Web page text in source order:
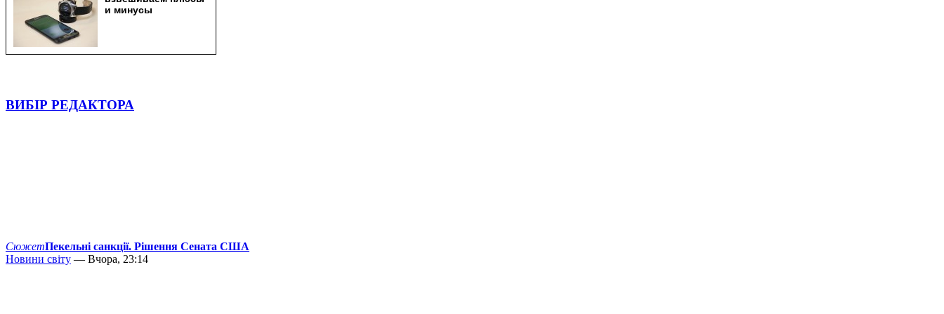
ВИБІР РЕДАКТОРА
СюжетПекельні санкції. Рішення Сената США
Новини світу — Вчора, 23:14